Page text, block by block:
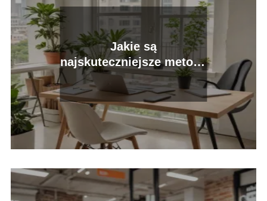
Jakie są
najskuteczniejsze metody
zarządzania portfelem
inwestycyjnym?